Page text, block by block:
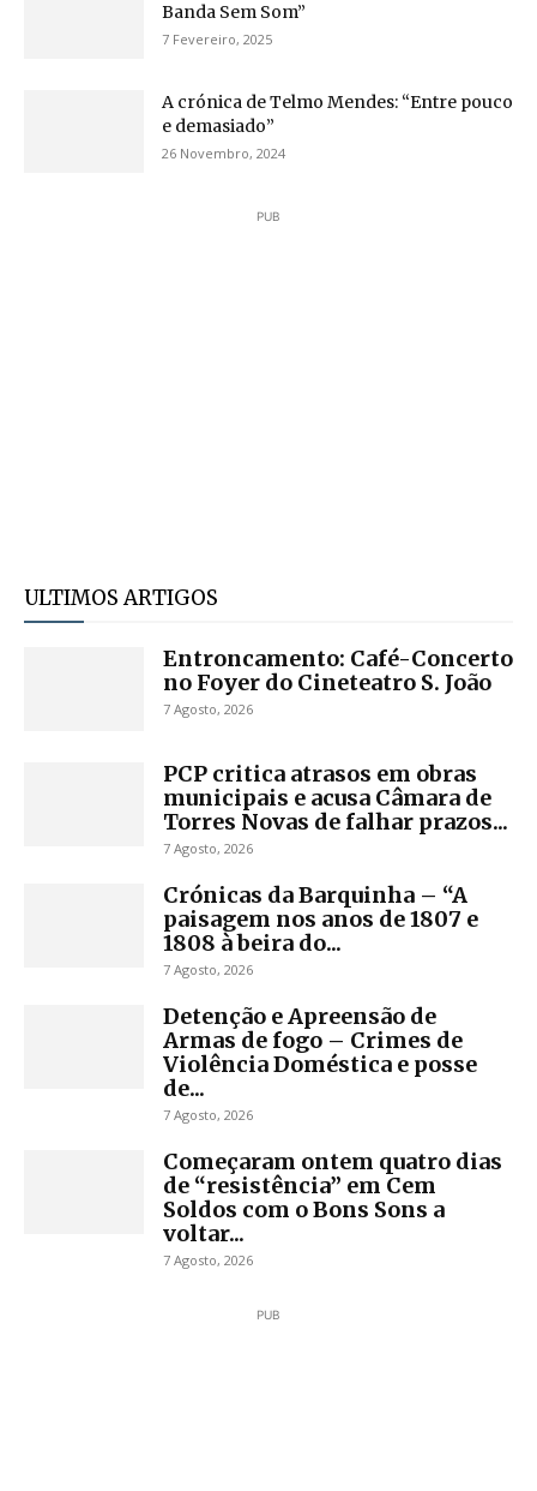
Banda Sem Som”
7 Fevereiro, 2025
A crónica de Telmo Mendes: “Entre pouco
e demasiado”
26 Novembro, 2024
PUB
ULTIMOS ARTIGOS
Entroncamento: Café-Concerto
no Foyer do Cineteatro S. João
7 Agosto, 2026
PCP critica atrasos em obras
municipais e acusa Câmara de
Torres Novas de falhar prazos...
7 Agosto, 2026
Crónicas da Barquinha – “A
paisagem nos anos de 1807 e
1808 à beira do...
7 Agosto, 2026
Detenção e Apreensão de
Armas de fogo – Crimes de
Violência Doméstica e posse
de...
7 Agosto, 2026
Começaram ontem quatro dias
de “resistência” em Cem
Soldos com o Bons Sons a
voltar...
7 Agosto, 2026
PUB